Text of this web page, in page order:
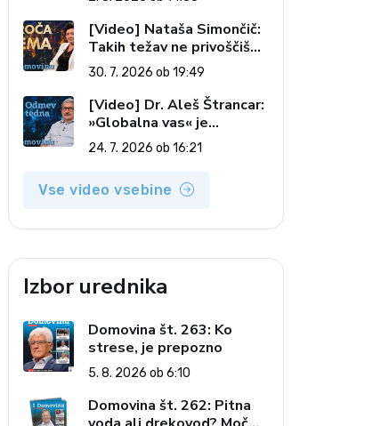
pečatov v vesolju (Vroča
tema, 2. 8. 2026)
[Video] Nataša Simončič:
Takih težav ne privoščiš
nikomur (Vroča tema, 30.
7. 2026)
30. 7. 2026 ob 19:49
[Video] Dr. Aleš Štrancar:
»Globalna vas« je
zatiranje vseh (Odmev
tedna, 24. 7. 2026)
24. 7. 2026 ob 16:21
Vse video vsebine
Izbor urednika
Domovina št. 263: Ko
strese, je prepozno
5. 8. 2026 ob 6:10
Domovina št. 262: Pitna